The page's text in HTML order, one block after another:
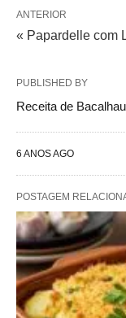
ANTERIOR
« Papardelle com
PUBLISHED BY
Receita de Bacalhau
6 ANOS AGO
POSTAGEM